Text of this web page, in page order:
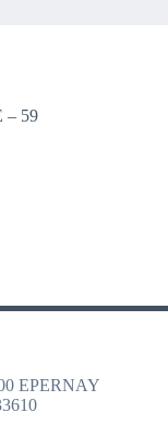
– 59
EPERNAY